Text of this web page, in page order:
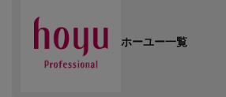
ホーユー一覧